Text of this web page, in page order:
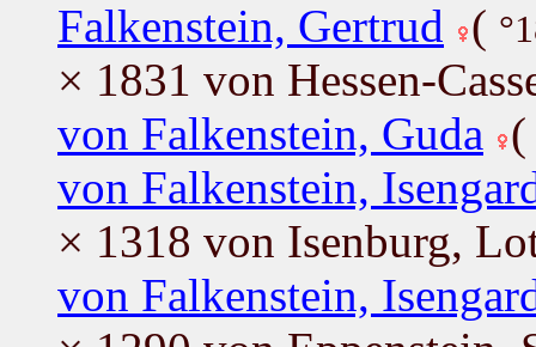
Falkenstein, Gertrud
(
× 1831 von Hessen-
von Falkenstein, Guda
von Falkenstein,
× 1318 von Isenburg,
von Falkenstein,